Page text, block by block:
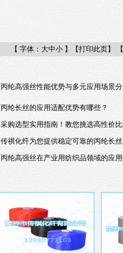
【 字体： 大中小】【打印此页】 【
丙纶高强丝性能优势与多元应用场景
丙纶长丝的应用适配优势有哪些？
采购选型实用指南！教您挑选高性价
传祺化纤为您提供稳定可靠的丙纶长丝
丙纶高强丝在产业用纺织品领域的应